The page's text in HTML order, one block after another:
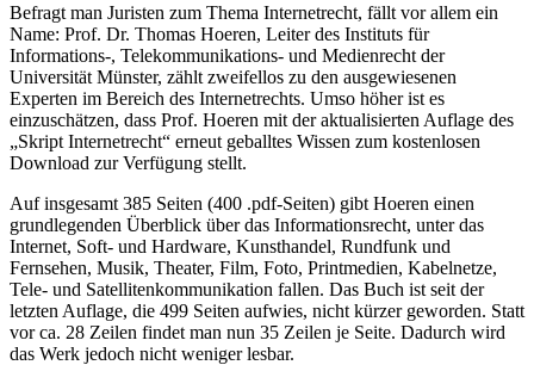
Befragt man Juristen zum Thema Internetrecht, fällt vor allem ein
Name: Prof. Dr. Thomas Hoeren, Leiter des Instituts für
Informations-, Telekommunikations- und Medienrecht der
Universität Münster, zählt zweifellos zu den ausgewiesenen
Experten im Bereich des Internetrechts. Umso höher ist es
einzuschätzen, dass Prof. Hoeren mit der aktualisierten Auflage des
„Skript Internetrecht“ erneut geballtes Wissen zum kostenlosen
Download zur Verfügung stellt.
Auf insgesamt 385 Seiten (400 .pdf-Seiten) gibt Hoeren einen
grundlegenden Überblick über das Informationsrecht, unter das
Internet, Soft- und Hardware, Kunsthandel, Rundfunk und
Fernsehen, Musik, Theater, Film, Foto, Printmedien, Kabelnetze,
Tele- und Satellitenkommunikation fallen. Das Buch ist seit der
letzten Auflage, die 499 Seiten aufwies, nicht kürzer geworden. Statt
vor ca. 28 Zeilen findet man nun 35 Zeilen je Seite. Dadurch wird
das Werk jedoch nicht weniger lesbar.